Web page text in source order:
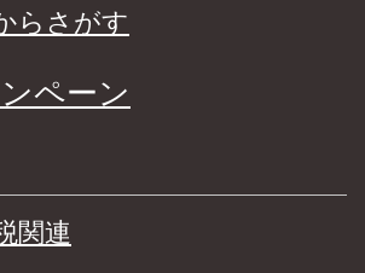
らさがす
ペーン
関連